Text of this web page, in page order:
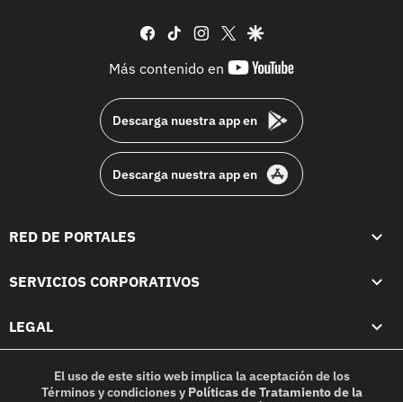
facebook
tiktok instagram
twittergoogle
Más contenido en
youtube-
Descarga nuestra app en
Descarga nuestra app en
RED DE PORTALES
SERVICIOS CORPORATIVOS
LEGAL
El uso de este sitio web implica la aceptación de los
Términos y condicionesy Políticas de Tratamiento de la